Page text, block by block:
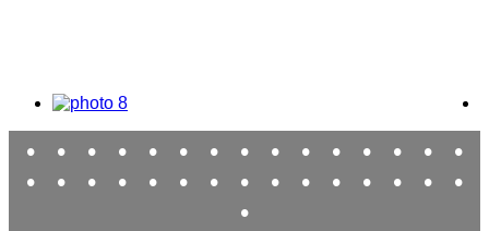
• • • • • • • • • • • • • •
•
•
• • • • • • • • • • • • •
•
•